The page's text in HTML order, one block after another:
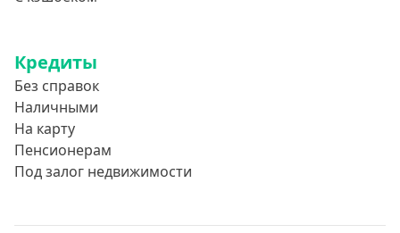
Свадьбы
Нецелевые кредиты
Целевые кредиты
Ремонт автомобиля
Погашение текущих кредитов
Кредиты
Без справок
Наличными
На карту
Пенсионерам
Под залог недвижимости